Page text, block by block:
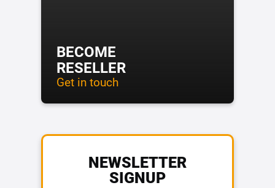
BECOME
RESELLER
Get in touch
NEWSLETTER
SIGNUP